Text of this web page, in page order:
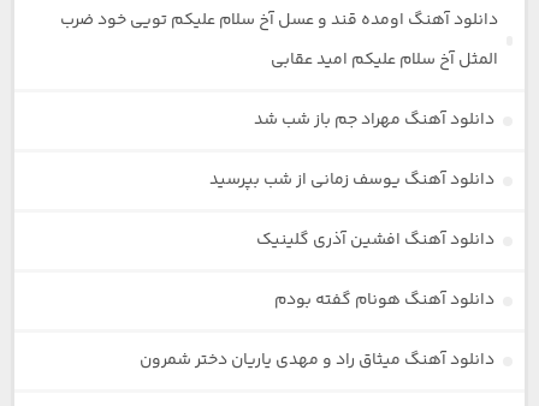
دانلود آهنگ اومده قند و عسل آخ سلام علیکم تویی خود ضرب
المثل آخ سلام علیکم امید عقابی
دانلود آهنگ مهراد جم باز شب شد
دانلود آهنگ یوسف زمانی از شب بپرسید
دانلود آهنگ افشین آذری گلینیک
دانلود آهنگ هونام گفته بودم
دانلود آهنگ میثاق راد و مهدی یاریان دختر شمرون